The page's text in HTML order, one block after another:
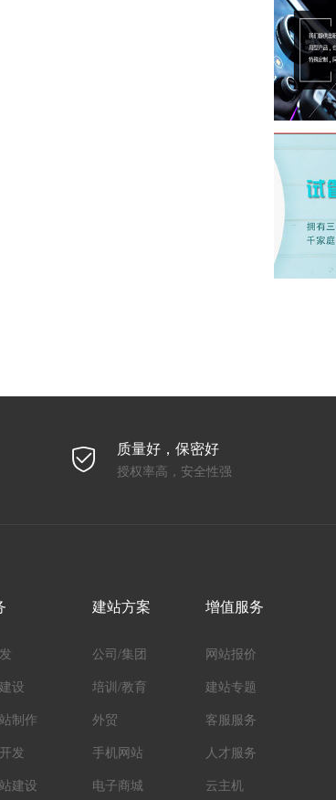
质量好，保密好
授权率高，安全性强
设
制作
发
建设
建站方案
公司/集团
培训/教育
外贸
手机网站
电子商城
增值服务
网站报价
建站专题
客服服务
人才服务
云主机